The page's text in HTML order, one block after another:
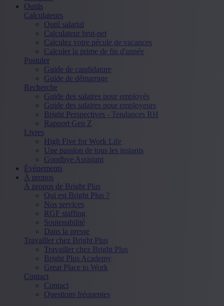
Outils
Calculateurs
Outil salarial
Calculateur brut-net
Calculez votre pécule de vacances
Calculer la prime de fin d'année
Postuler
Guide de candidature
Guide de démarrage
Recherche
Guide des salaires pour employés
Guide des salaires pour employeurs
Bright Perspectives - Tendances RH
Rapport Gen Z
Livres
High Five for Work Life
Une passion de tous les instants
Goodbye Assistant
Événements
À propos
À propos de Bright Plus
Qui est Bright Plus ?
Nos services
RGF staffing
Soutenabilité
Dans la presse
Travailler chez Bright Plus
Travailler chez Bright Plus
Bright Plus Academy
Great Place to Work
Contact
Contact
Questions fréquentes